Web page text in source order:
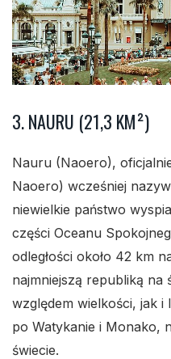
3. NAURU (21,3 KM²)
Nauru (Naoero),
Naoero) wcześniej
niewielkie państwo
części Oceanu
odległości około 42 km
najmniejszą republiką na
względem wielkości, jak
po Watykanie i Monako,
świecie.